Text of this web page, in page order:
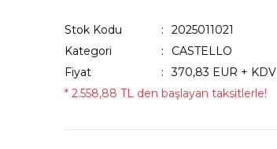
Stok Kodu
2025011021
Kategori
CASTELLO
Fiyat
370,83 EUR + KDV
* 2.558,88 TL den başlayan taksitlerle!